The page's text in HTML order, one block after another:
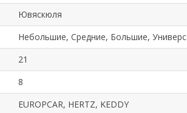
Ювяскюля
Небольшие, Средние, Большие,
21
8
EUROPCAR, HERTZ, KEDDY